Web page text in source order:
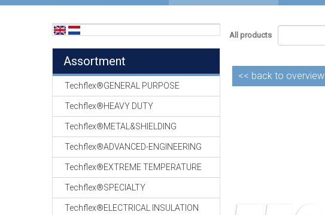
Assortment
Techflex®GENERAL PURPOSE
Techflex®HEAVY DUTY
Techflex®METAL&SHIELDING
Techflex®ADVANCED-ENGINEERING
Techflex®EXTREME TEMPERATURE
Techflex®SPECIALTY
Techflex®ELECTRICAL INSULATION
All products
<< back to overview